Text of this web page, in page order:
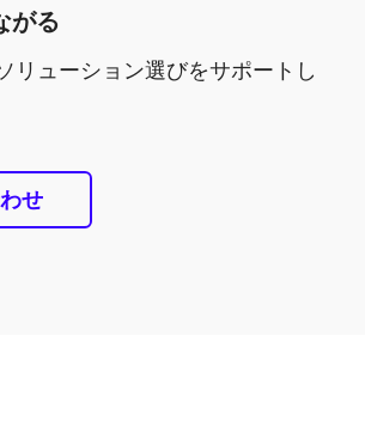
がる
リューション選びをサポートし
せ